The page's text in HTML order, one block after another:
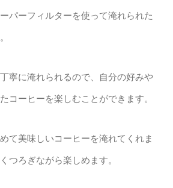
パーフィルターを使って淹れられた
寧に淹れられるので、自分の好みや
コーヒーを楽しむことができます。
て美味しいコーヒーを淹れてくれま
つろぎながら楽しめます。